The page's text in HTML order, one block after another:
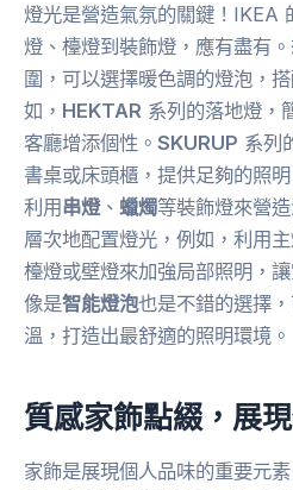
燈光是營造氣氛的關鍵！IKEA
燈、檯燈到裝飾燈，應有盡有
圍，可以選擇暖色調的燈泡，
如， HEKTAR 系列的落地燈，
客廳增添個性。 SKURUP 系列
書桌或床頭櫃，提供足夠的照
利用串燈、 蠟燭等裝飾燈來營
層次地配置燈光，例如，利用
檯燈或壁燈來加強局部照明，
像是智能燈泡也是不錯的選擇
溫，打造出最舒適的照明環境。
質感家飾點綴，展
家飾是展現個人品味的重要元